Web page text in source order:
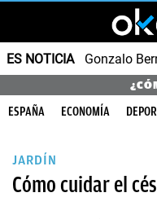
ES NOTICIA Gonzalo
ESPAÑA ECONOMÍA
JARDÍN
Cómo cuidar el